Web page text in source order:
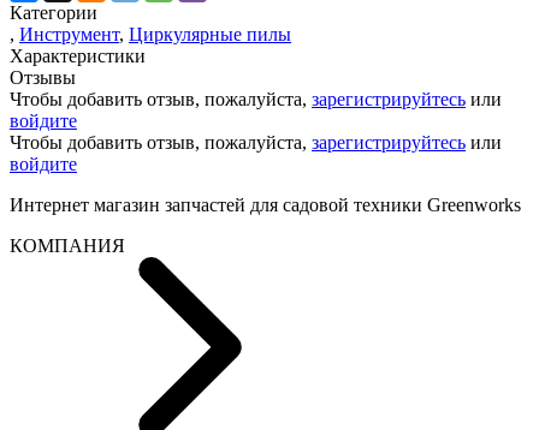
Категории
, Инструмент, Циркулярные пилы
Характеристики
Отзывы
Чтобы добавить отзыв, пожалуйста, зарегистрируйтесь или
войдите
Чтобы добавить отзыв, пожалуйста, зарегистрируйтесь или
войдите
Интернет магазин запчастей для садовой техники Greenworks
КОМПАНИЯ